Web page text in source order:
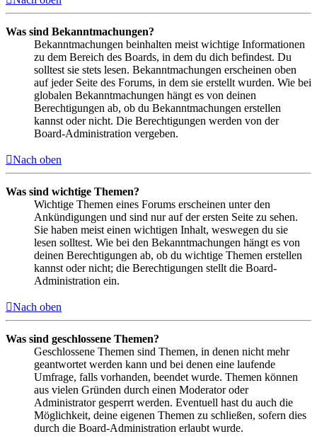
Was sind Bekanntmachungen?
Bekanntmachungen beinhalten meist wichtige Informationen
zu dem Bereich des Boards, in dem du dich befindest. Du
solltest sie stets lesen. Bekanntmachungen erscheinen oben
auf jeder Seite des Forums, in dem sie erstellt wurden. Wie bei
globalen Bekanntmachungen hängt es von deinen
Berechtigungen ab, ob du Bekanntmachungen erstellen
kannst oder nicht. Die Berechtigungen werden von der
Board-Administration vergeben.
Nach oben
Was sind wichtige Themen?
Wichtige Themen eines Forums erscheinen unter den
Ankündigungen und sind nur auf der ersten Seite zu sehen.
Sie haben meist einen wichtigen Inhalt, weswegen du sie
lesen solltest. Wie bei den Bekanntmachungen hängt es von
deinen Berechtigungen ab, ob du wichtige Themen erstellen
kannst oder nicht; die Berechtigungen stellt die Board-
Administration ein.
Nach oben
Was sind geschlossene Themen?
Geschlossene Themen sind Themen, in denen nicht mehr
geantwortet werden kann und bei denen eine laufende
Umfrage, falls vorhanden, beendet wurde. Themen können
aus vielen Gründen durch einen Moderator oder
Administrator gesperrt werden. Eventuell hast du auch die
Möglichkeit, deine eigenen Themen zu schließen, sofern dies
durch die Board-Administration erlaubt wurde.